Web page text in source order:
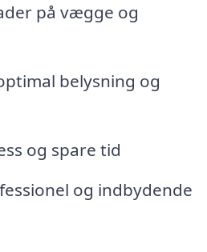
på vægge og
belysning og
og spare tid
og indbydende